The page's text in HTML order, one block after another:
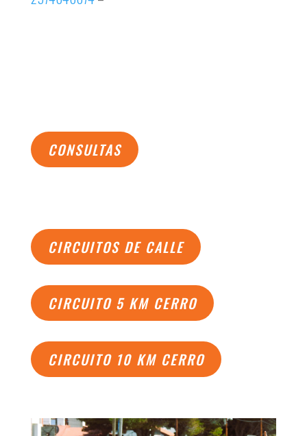
CONSULTAS
CIRCUITOS DE CALLE
CIRCUITO 5 KM CERRO
CIRCUITO 10 KM CERRO